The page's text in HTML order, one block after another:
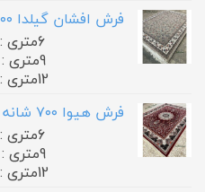
فرش افشان گیلدا ۷۰۰ شانه فیلی
6متری : 12,000,000 تومان
9متری : 17,500,000 تومان
12متری : 22,000,000 تومان
فرش هیوا ۷۰۰ شانه لاکی
6متری : 12,000,000 تومان
9متری : 17,500,000 تومان
12متری : 22,000,000 تومان